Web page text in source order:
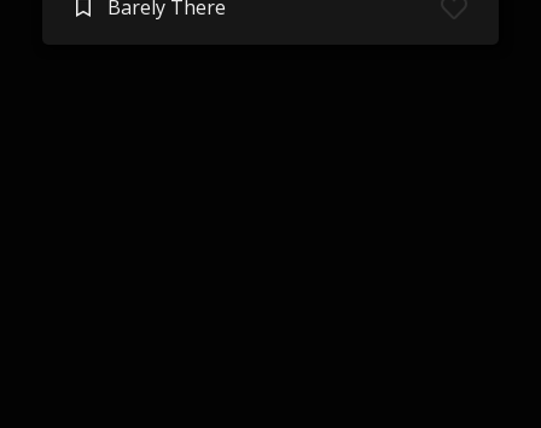
Barely There